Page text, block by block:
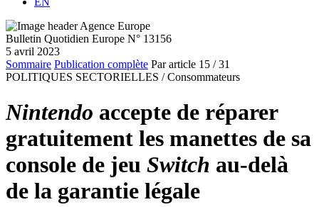
Bulletin Quotidien Europe N° 13156
5 avril 2023
Sommaire Publication complète Par article 15 / 31
POLITIQUES SECTORIELLES / Consommateurs
Nintendo accepte de réparer
gratuitement les manettes de sa
console de jeu Switch au-delà
de la garantie légale